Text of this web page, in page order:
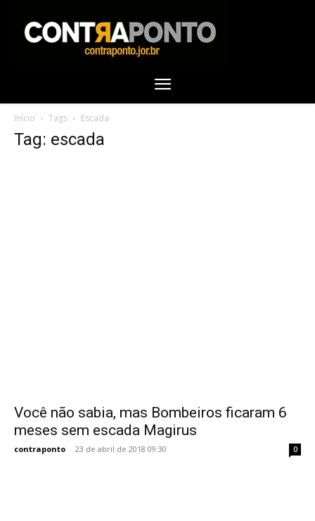
Início Tags Escada
Tag: escada
Você não sabia, mas Bombeiros ficaram 6
meses sem escada Magirus
contraponto - 23 de abril de 2018 09:30 0